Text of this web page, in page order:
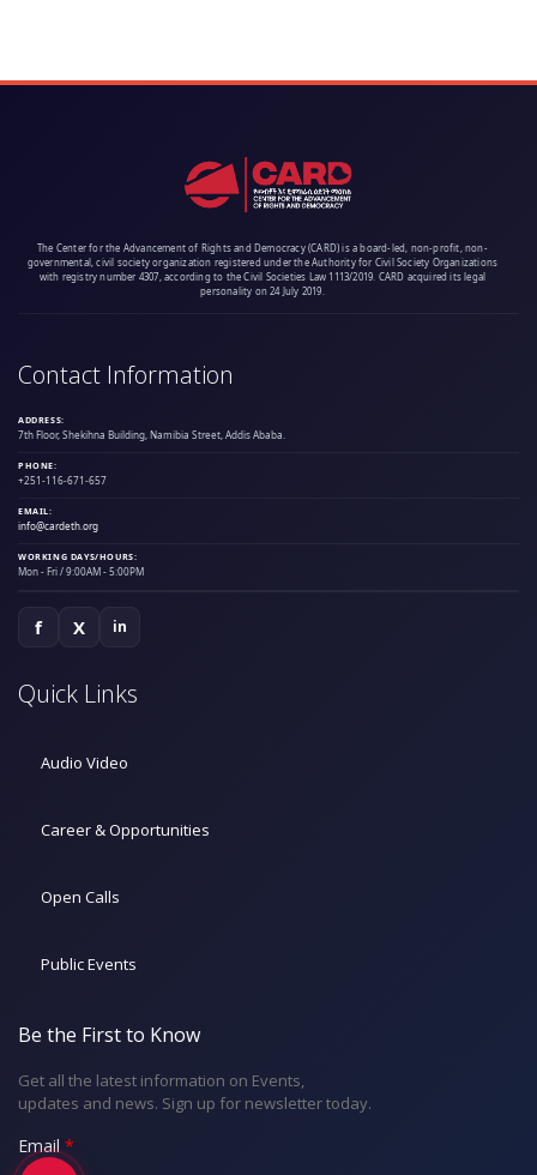
The Center for the Advancement of Rights and Democracy (CARD) is a board-led, non-profit, non-
governmental, civil society organization registered under the Authority for Civil Society Organizations
with registry number 4307, according to the Civil Societies Law 1113/2019. CARD acquired its legal
personality on 24 July 2019.
Contact Information
ADDRESS:
7th Floor, Shekihna Building, Namibia Street, Addis Ababa.
PHONE:
+251-116-671-657
EMAIL:
info@cardeth.org
WORKING DAYS/HOURS:
Mon - Fri / 9:00AM - 5:00PM
f X in
Quick Links
Audio Video
Career & Opportunities
Open Calls
Public Events
Be the First to Know
Get all the latest information on Events,
updates and news. Sign up for newsletter today.
Email